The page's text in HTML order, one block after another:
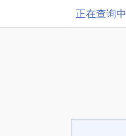
正在查询中